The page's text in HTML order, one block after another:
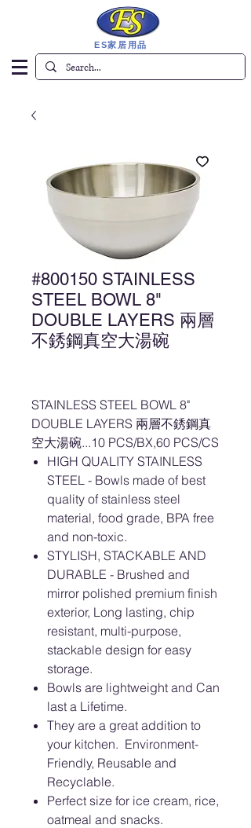
ES家居用品
#800150 STAINLESS
STEEL BOWL 8"
DOUBLE LAYERS 兩層
不銹鋼真空大湯碗
STAINLESS STEEL BOWL 8"
DOUBLE LAYERS 兩層不銹鋼真
空大湯碗...10 PCS/BX,60 PCS/CS
HIGH QUALITY STAINLESS
STEEL - Bowls made of best
quality of stainless steel
material, food grade, BPA free
and non-toxic.
STYLISH, STACKABLE AND
DURABLE - Brushed and
mirror polished premium finish
exterior, Long lasting, chip
resistant, multi-purpose,
stackable design for easy
storage.
Bowls are lightweight and Can
last a Lifetime.
They are a great addition to
your kitchen. Environment-
Friendly, Reusable and
Recyclable.
Perfect size for ice cream, rice,
oatmeal and snacks.